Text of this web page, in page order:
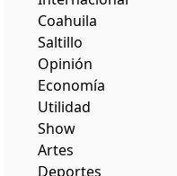
Coahuila
Saltillo
Opinión
Economía
Utilidad
Show
Artes
Deportes